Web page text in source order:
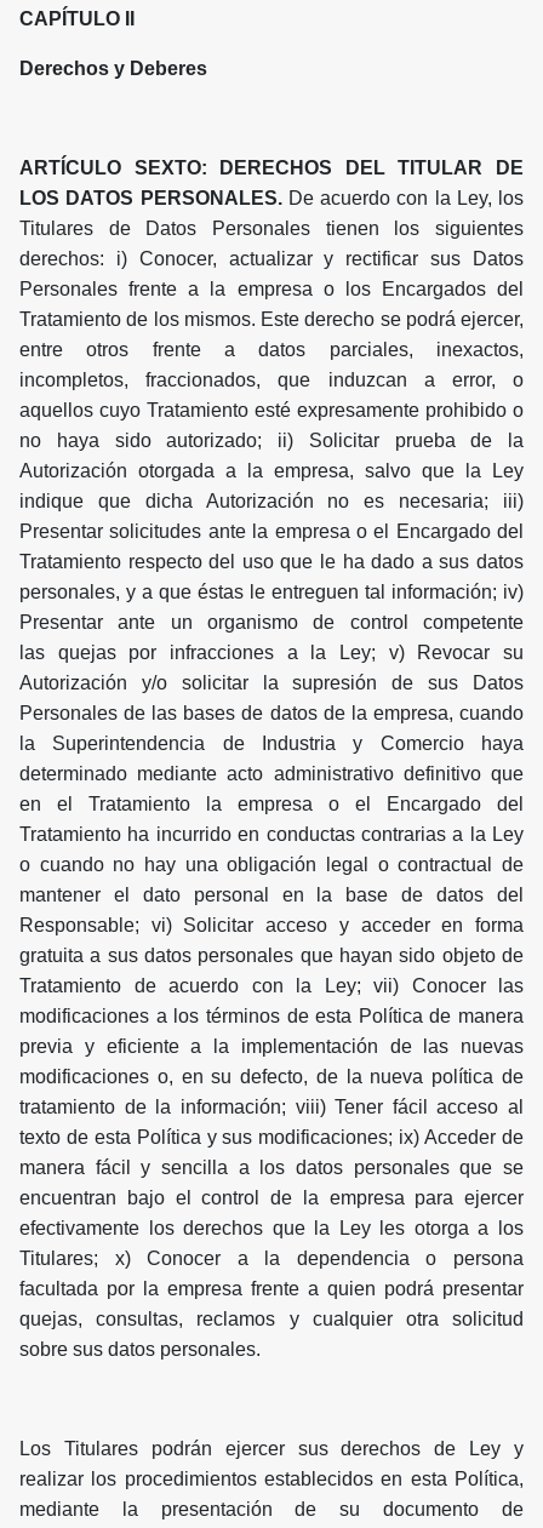
CAPÍTULO II
Derechos y Deberes
ARTÍCULO SEXTO: DERECHOS DEL TITULAR DE
LOS DATOS PERSONALES.De acuerdo con la Ley, los
Titulares de Datos Personales tienen los siguientes
derechos: i) Conocer, actualizar y rectificar sus Datos
Personales frente a la empresa o los Encargados del
Tratamiento de los mismos. Este derecho se podrá ejercer,
entre otros frente a datos parciales, inexactos,
incompletos, fraccionados, que induzcan a error, o
aquellos cuyo Tratamiento esté expresamente prohibido o
no haya sido autorizado; ii) Solicitar prueba de la
Autorización otorgada a la empresa, salvo que la Ley
indique que dicha Autorización no es necesaria; iii)
Presentar solicitudes ante la empresa o el Encargado del
Tratamiento respecto del uso que le ha dado a sus datos
personales, y a que éstas le entreguen tal información; iv)
Presentar ante un organismo de control competente
las quejas por infracciones a la Ley; v) Revocar su
Autorización y/o solicitar la supresión de sus Datos
Personales de las bases de datos de la empresa, cuando
la Superintendencia de Industria y Comercio haya
determinado mediante acto administrativo definitivo que
en el Tratamiento la empresa o el Encargado del
Tratamiento ha incurrido en conductas contrarias a la Ley
o cuando no hay una obligación legal o contractual de
mantener el dato personal en la base de datos del
Responsable; vi) Solicitar acceso y acceder en forma
gratuita a sus datos personales que hayan sido objeto de
Tratamiento de acuerdo con la Ley; vii) Conocer las
modificaciones a los términos de esta Política de manera
previa y eficiente a la implementación de las nuevas
modificaciones o, en su defecto, de la nueva política de
tratamiento de la información; viii) Tener fácil acceso al
texto de esta Política y sus modificaciones; ix) Acceder de
manera fácil y sencilla a los datos personales que se
encuentran bajo el control de la empresa para ejercer
efectivamente los derechos que la Ley les otorga a los
Titulares; x) Conocer a la dependencia o persona
facultada por la empresa frente a quien podrá presentar
quejas, consultas, reclamos y cualquier otra solicitud
sobre sus datos personales.
Los Titulares podrán ejercer sus derechos de Ley y
realizar los procedimientos establecidos en esta Política,
mediante la presentación de su documento de